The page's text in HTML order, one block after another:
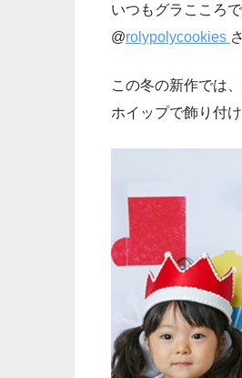
いつもグラこころ
@rolypolycookies
この冬の新作では
ホイップで飾り付